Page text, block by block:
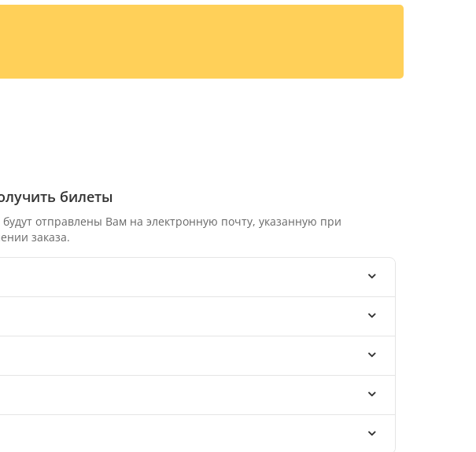
билеты
отправлены Вам на электронную почту, указанную при
заказа.